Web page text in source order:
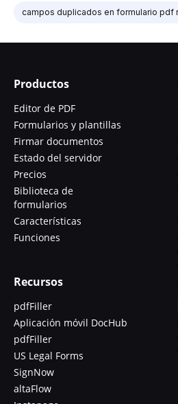
campos duplicados en formulario pdf
Productos
Editor de PDF
Formularios y plantillas
Firmar documentos
Estado del servidor
Precios
Biblioteca de
formularios
Características
Funciones
Recursos
pdfFiller
Aplicación móvil DocHub
pdfFiller
US Legal Forms
SignNow
altaFlow